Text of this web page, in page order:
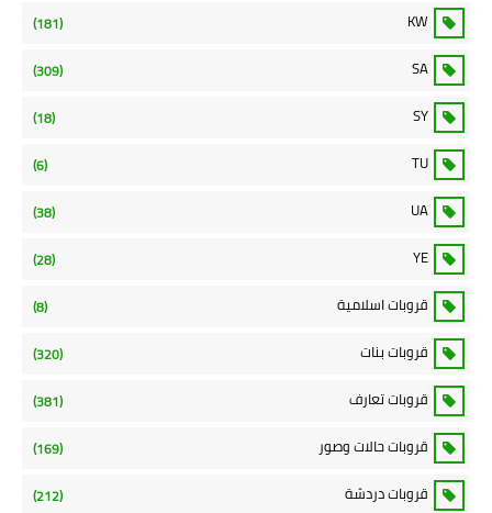
KW
(181)
SA
(309)
SY
(18)
TU
(6)
UA
(38)
YE
(28)
قروبات اسلامية (8)
قروبات بنات (320)
قروبات تعارف (381)
قروبات حالات وصور (169)
قروبات دردشة (212)